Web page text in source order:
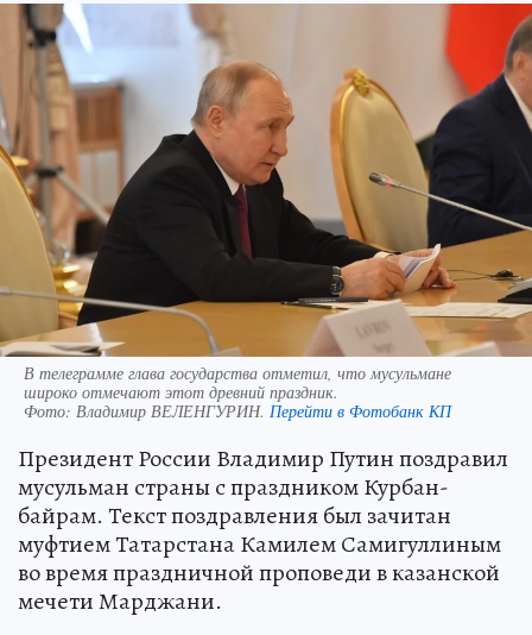
В телеграмме глава государства отметил, что мусульмане
широко отмечают этот древний праздник.
Фото: Владимир ВЕЛЕНГУРИН. Перейти в Фотобанк КП
Президент России Владимир Путин поздравил
мусульман страны с праздником Курбан-
байрам. Текст поздравления был зачитан
муфтием Татарстана Камилем Самигуллиным
во время праздничной проповеди в казанской
мечети Марджани.